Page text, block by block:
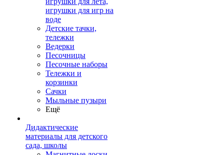
игрушки для игр на
воде
Детские тачки,
тележки
Ведерки
Песочницы
Песочные наборы
Тележки и
корзинки
Сачки
Мыльные пузыри
Ещё
Дидактические
материалы для детского
сада, школы